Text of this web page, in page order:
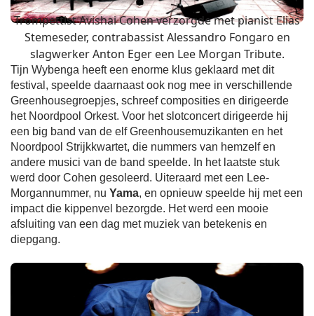
Trompettist Avishai Cohen verzorgde met pianist Elias
Stemeseder, contrabassist Alessandro Fongaro en
slagwerker Anton Eger een Lee Morgan Tribute.
Tijn Wybenga heeft een enorme klus geklaard met dit
festival, speelde daarnaast ook nog mee in verschillende
Greenhousegroepjes, schreef composities en dirigeerde
het Noordpool Orkest. Voor het slotconcert dirigeerde hij
een big band van de elf Greenhousemuzikanten en het
Noordpool Strijkkwartet, die nummers van hemzelf en
andere musici van de band speelde. In het laatste stuk
werd door Cohen gesoleerd. Uiteraard met een Lee-
Morgannummer, nu Yama, en opnieuw speelde hij met een
impact die kippenvel bezorgde. Het werd een mooie
afsluiting van een dag met muziek van betekenis en
diepgang.